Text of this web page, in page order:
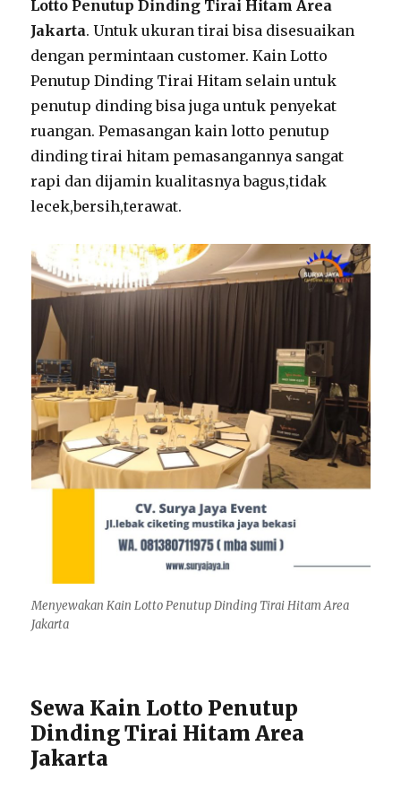
Lotto Penutup Dinding Tirai Hitam Area
Jakarta. Untuk ukuran tirai bisa disesuaikan
dengan permintaan customer. Kain Lotto
Penutup Dinding Tirai Hitam selain untuk
penutup dinding bisa juga untuk penyekat
ruangan. Pemasangan kain lotto penutup
dinding tirai hitam pemasangannya sangat
rapi dan dijamin kualitasnya bagus,tidak
lecek,bersih,terawat.
Menyewakan Kain Lotto Penutup Dinding Tirai Hitam Area
Jakarta
Sewa Kain Lotto Penutup
Dinding Tirai Hitam Area
Jakarta